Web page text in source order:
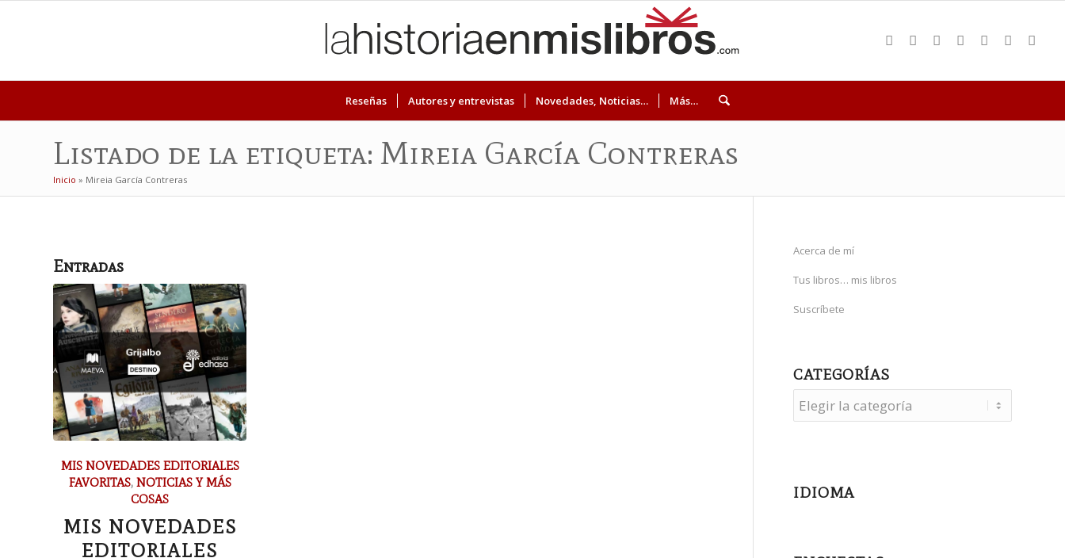
Reseñas Autores y entrevistas Novedades, Noticias… Más…
Listado de la etiqueta: Mireia García Contreras
Inicio » Mireia García Contreras
Entradas
MIS NOVEDADES EDITORIALES
FAVORITAS, NOTICIAS Y MÁS
COSAS
MIS NOVEDADES
EDITORIALES
Acerca de mí
Tus libros… mis libros
Suscríbete
CATEGORÍAS
Categorías
IDIOMA